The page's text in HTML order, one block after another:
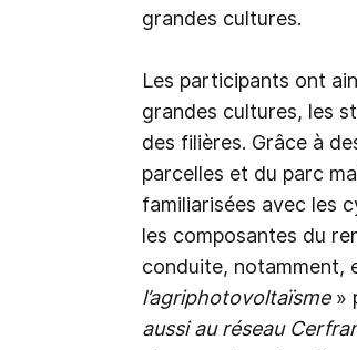
grandes cultures.
Les participants ont
grandes cultures, les
des filières. Grâce à
parcelles et du parc
familiarisées avec les
les composantes du
conduite, notamment,
l’agriphotovoltaïsme»
aussi au réseau